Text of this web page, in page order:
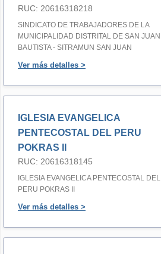
RUC: 20616318218
SINDICATO DE TRABAJADORES DE LA
MUNICIPALIDAD DISTRITAL DE SAN JUAN
BAUTISTA - SITRAMUN SAN JUAN
Ver más detalles >
IGLESIA EVANGELICA
PENTECOSTAL DEL PERU
POKRAS II
RUC: 20616318145
IGLESIA EVANGELICA PENTECOSTAL DEL
PERU POKRAS II
Ver más detalles >